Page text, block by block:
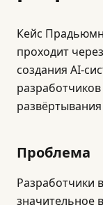
Кейс
проходит
создания AI-
Проблема
Разработчики
значительное